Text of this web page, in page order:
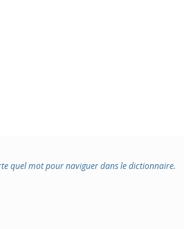
quel mot pour naviguer dans le dictionnaire.